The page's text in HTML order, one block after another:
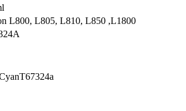
L800, L805, L810, L850 ,L1800
T67324a